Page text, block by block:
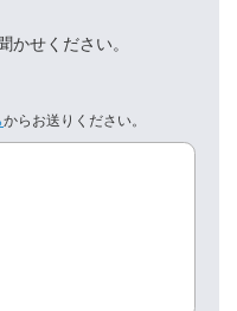
かせください。
からお送りください。